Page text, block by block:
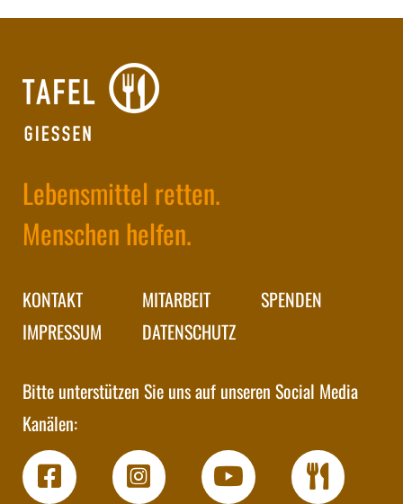
Lebensmittel retten.
Menschen helfen.
KONTAKT
IMPRESSUM
MITARBEIT
DATENSCHUTZ
SPENDEN
Bitte unterstützen Sie uns auf unseren Social Media
Kanälen: